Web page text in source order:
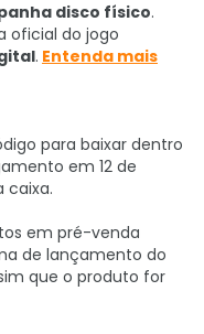
disco físico.
oficial do jogo
. Entenda mais
para baixar dentro
em 12 de
caixa.
em pré-venda
de lançamento do
que o produto for